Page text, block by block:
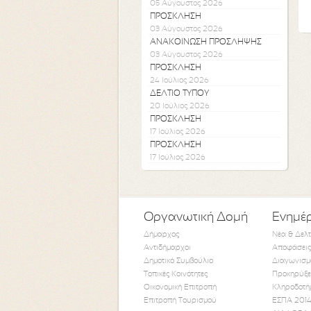
05 Αύγουστος 2026
ΠΡΟΣΚΛΗΣΗ
03 Αύγουστος 2026
ΑΝΑΚΟΙΝΩΣΗ ΠΡΟΣΛΗΨΗΣ
03 Αύγουστος 2026
ΠΡΟΣΚΛΗΣΗ
24 Ιούλιος 2026
ΔΕΛΤΙΟ ΤΥΠΟΥ
20 Ιούλιος 2026
ΠΡΟΣΚΛΗΣΗ
17 Ιούλιος 2026
ΠΡΟΣΚΛΗΣΗ
17 Ιούλιος 2026
Οργανωτική Δομή
Δήμαρχος
Αντιδήμαρχοι
Δημοτικό Συμβούλιο
Τοπικές Κοινότητες
Οικονομική Επιτροπή
Επιτροπή Τουρισμού
Νέα &
ΕΣΠΑ